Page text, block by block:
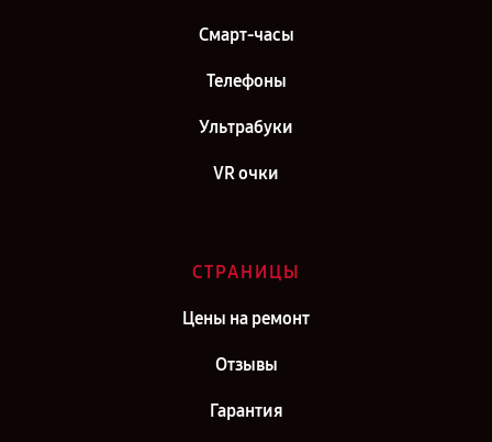
Смарт-часы
Телефоны
Ультрабуки
VR очки
СТРАНИЦЫ
Цены на ремонт
Отзывы
Гарантия